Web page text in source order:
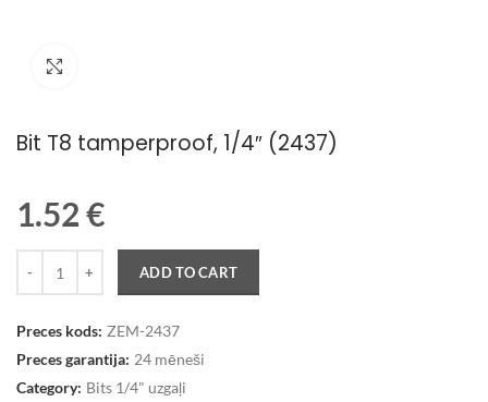
Bit T8 tamperproof, 1/4″ (2437)
1.52€
ADD TO CART
Preces kods: ZEM-2437
Preces garantija: 24 mēneši
Category: Bits 1/4" uzgaļi